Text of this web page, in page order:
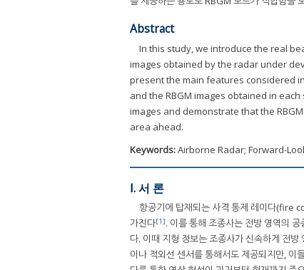
Abstract
In this study, we introduce the real
images obtained by the radar under
present the main features considered
and the RBGM images obtained in
images and demonstrate that the
area ahead.
Keywords:Airborne Radar; Forward-
Ⅰ. 서 론
항공기에 탑재되는 사격 통제 레이다(fire
가진다[1]. 이를 통해 조종사는 전방 영역의
다. 이때 지형 정보는 조종사가 신속하게 전
이나 적외선 센서를 통해서도 제공되지만, 이